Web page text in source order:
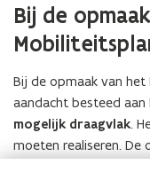
Bij de
Bij de opmaak van het
aandacht besteed
mogelijk draagvlak.
moeten realiseren. De